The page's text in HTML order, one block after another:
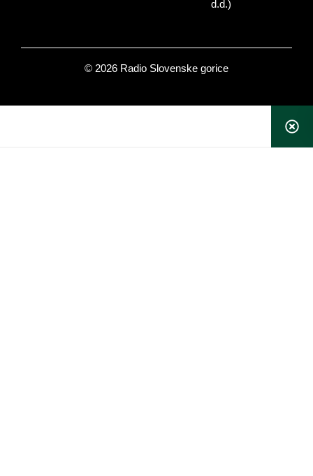
d.d.)
© 2026 Radio Slovenske gorice